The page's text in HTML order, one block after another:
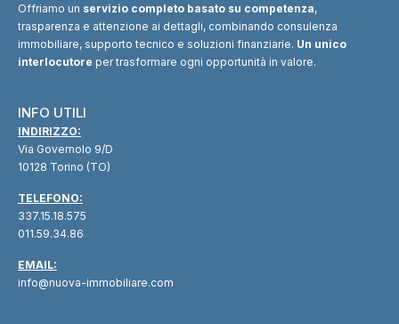
Offriamo un servizio completo basato su competenza,
trasparenza e attenzione ai dettagli, combinando consulenza
immobiliare, supporto tecnico e soluzioni finanziarie. Un unico
interlocutore per trasformare ogni opportunità in valore.
INFO UTILI
INDIRIZZO:
Via Governolo 9/D
10128 Torino (TO)
TELEFONO:
337.15.18.575
011.59.34.86
EMAIL:
info@nuova-immobiliare.com